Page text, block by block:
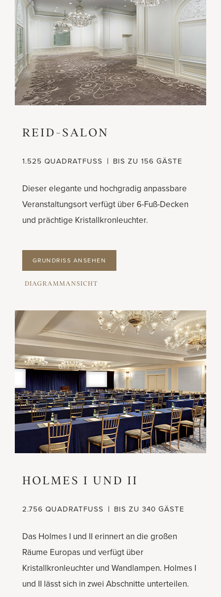
REID-SALON
1.525 QUADRATFUSS BIS ZU 156 GÄSTE
Dieser elegante und hochgradig anpassbare
Veranstaltungsort verfügt über 6-Fuß-Decken
und prächtige Kristallkronleuchter.
GRUNDRISS ANSEHEN
DIAGRAMMANSICHT
HOLMES I UND II
2.756 QUADRATFUSS BIS ZU 340 GÄSTE
Das Holmes I und II erinnert an die großen
Räume Europas und verfügt über
Kristallkronleuchter und Wandlampen. Holmes I
und II lässt sich in zwei Abschnitte unterteilen.